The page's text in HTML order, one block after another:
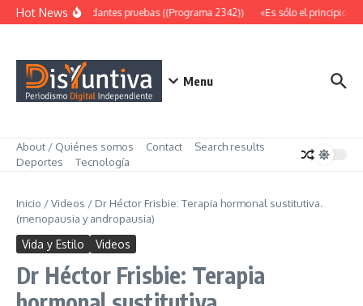
Saltar al contenido
Hot NewsAbundantes pruebas ((Programa 2342)) «Es sólo el principio»
Menu
About / Quiénes somos Contact
Search results
Deportes
Tecnología
Inicio /Videos / Dr Héctor Frisbie: Terapia hormonal sustitutiva.
(menopausia y andropausia)
Vida y Estilo Videos
Dr Héctor Frisbie: Terapia